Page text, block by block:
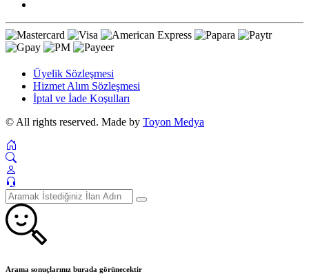
Üyelik Sözleşmesi
Hizmet Alım Sözleşmesi
İptal ve İade Koşulları
© All rights reserved. Made by Toyon Medya
Arama sonuçlarınız burada görünecektir